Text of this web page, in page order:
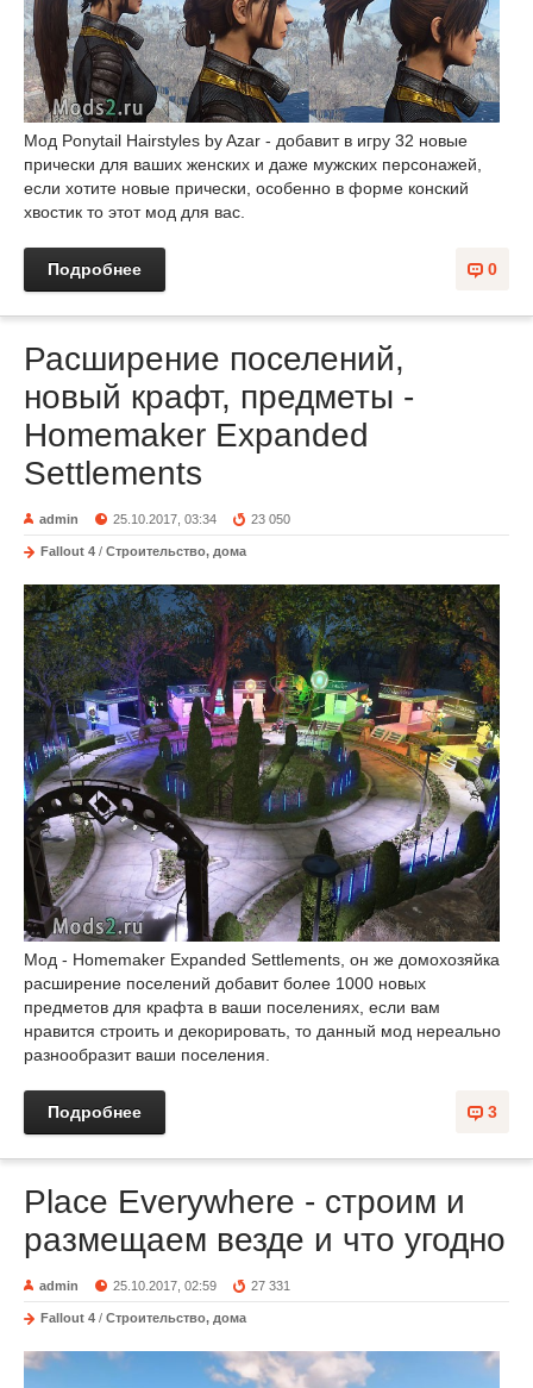
Мод Ponytail Hairstyles by Azar - добавит в игру 32 новые
прически для ваших женских и даже мужских персонажей,
если хотите новые прически, особенно в форме конский
хвостик то этот мод для вас.
0
Подробнее
Расширение поселений,
новый крафт, предметы -
Homemaker Expanded
Settlements
admin 25.10.2017, 03:34 23 050
Fallout 4 / Строительство, дома
Мод - Homemaker Expanded Settlements, он же домохозяйка
расширение поселений добавит более 1000 новых
предметов для крафта в ваши поселениях, если вам
нравится строить и декорировать, то данный мод нереально
разнообразит ваши поселения.
3
Подробнее
Place Everywhere - строим и
размещаем везде и что угодно
admin 25.10.2017, 02:59 27 331
Fallout 4 / Строительство, дома